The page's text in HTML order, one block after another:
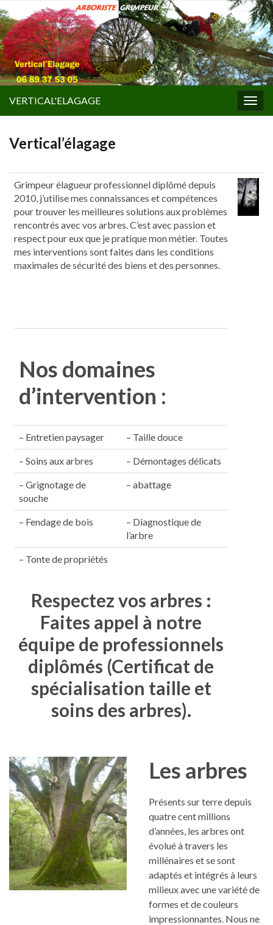
VERTICAL'ELAGAGE
Vertical’élagage
Grimpeur élagueur professionnel diplômé depuis
2010, j’utilise mes connaissances et compétences
pour trouver les meilleures solutions aux problèmes
rencontrés avec vos arbres. C’est avec passion et
respect pour eux que je pratique mon métier. Toutes
mes interventions sont faites dans les conditions
maximales de sécurité des biens et des personnes.
Nos domaines
d’intervention :
– Entretien paysager – Taille douce
– Soins aux arbres – Démontages délicats
– Grignotage de
souche
– abattage
– Fendage de bois
– Diagnostique de
l’arbre
– Tonte de propriétés
Respectez vos arbres :
Faites appel à notre
équipe de professionnels
diplômés (Certificat de
spécialisation taille et
soins des arbres).
Les arbres
Présents sur terre depuis
quatre cent millions
d’années, les arbres ont
évolué à travers les
millénaires et se sont
adaptés et intégrés à leurs
milieux avec une variété de
formes et de couleurs
impressionnantes. Nous ne